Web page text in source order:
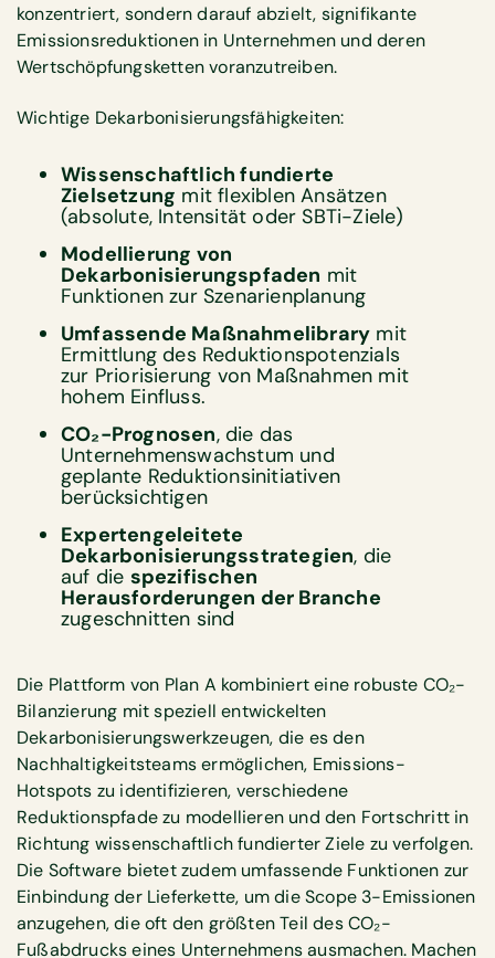
konzentriert, sondern darauf abzielt, signifikante
Emissionsreduktionen in Unternehmen und deren
Wertschöpfungsketten voranzutreiben.
Wichtige Dekarbonisierungsfähigkeiten:
Wissenschaftlich fundierte
Zielsetzung mit flexiblen Ansätzen
(absolute, Intensität oder SBTi-Ziele)
Modellierung von
Dekarbonisierungspfaden mit
Funktionen zur Szenarienplanung
Umfassende Maßnahmelibrary mit
Ermittlung des Reduktionspotenzials
zur Priorisierung von Maßnahmen mit
hohem Einfluss.
CO₂-Prognosen, die das
Unternehmenswachstum und
geplante Reduktionsinitiativen
berücksichtigen
Expertengeleitete
Dekarbonisierungsstrategien, die
auf die spezifischen
Herausforderungen der Branche
zugeschnitten sind
Die Plattform von Plan A kombiniert eine robuste CO₂-
Bilanzierung mit speziell entwickelten
Dekarbonisierungswerkzeugen, die es den
Nachhaltigkeitsteams ermöglichen, Emissions-
Hotspots zu identifizieren, verschiedene
Reduktionspfade zu modellieren und den Fortschritt in
Richtung wissenschaftlich fundierter Ziele zu verfolgen.
Die Software bietet zudem umfassende Funktionen zur
Einbindung der Lieferkette, um die Scope 3-Emissionen
anzugehen, die oft den größten Teil des CO₂-
Fußabdrucks eines Unternehmens ausmachen. Machen